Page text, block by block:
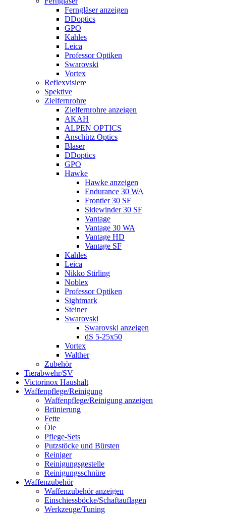
Ferngläser anzeigen
DDoptics
GPO
Kahles
Leica
Professor Optiken
Swarovski
Vortex
Reflexvisiere
Spektive
Zielfernrohre
Zielfernrohre anzeigen
AKAH
ALPEN OPTICS
Anschütz Optics
Blaser
DDoptics
GPO
Hawke
Hawke anzeigen
Endurance 30 WA
Frontier 30 SF
Sidewinder 30 SF
Vantage
Vantage 30 WA
Vantage HD
Vantage SF
Kahles
Leica
Nikko Stirling
Noblex
Professor Optiken
Sightmark
Steiner
Swarovski
Swarovski anzeigen
dS 5-25x50
Vortex
Walther
Zubehör
Tierabwehr/SV
Victorinox Haushalt
Waffenpflege/Reinigung
Waffenpflege/Reinigung anzeigen
Brünierung
Fette
Öle
Pflege-Sets
Putzstöcke und Bürsten
Reiniger
Reinigungsgestelle
Reinigungsschnüre
Waffenzubehör
Waffenzubehör anzeigen
Einschiessböcke/Schaftauflagen
Werkzeuge/Tuning